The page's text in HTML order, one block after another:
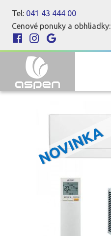
Tel: 041 43 444 00
Cenové ponuky a obhliadky:
NOVINKA